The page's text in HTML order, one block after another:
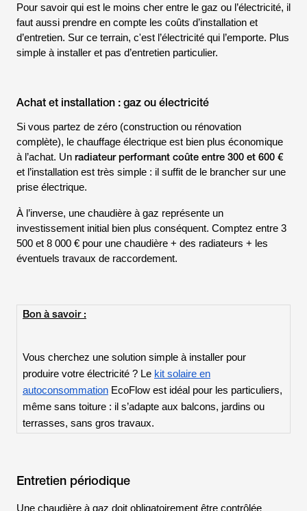
Pour savoir qui est le moins cher entre le gaz ou l’électricité, il
faut aussi prendre en compte les coûts d’installation et
d’entretien. Sur ce terrain, c'est l’électricité qui l’emporte. Plus
simple à installer et pas d’entretien particulier.
Achat et installation : gaz ou électricité
Si vous partez de zéro (construction ou rénovation
complète), le chauffage électrique est bien plus économique
à l’achat. Un radiateur performant coûte entre 300 et 600 €
et l’installation est très simple : il suffit de le brancher sur une
prise électrique.
À l’inverse, une chaudière à gaz représente un
investissement initial bien plus conséquent. Comptez entre 3
500 et 8 000 € pour une chaudière + des radiateurs + les
éventuels travaux de raccordement.
Bon à savoir :
Vous cherchez une solution simple à installer pour
produire votre électricité ? Le kit solaire en
autoconsommation EcoFlow est idéal pour les particuliers,
même sans toiture : il s’adapte aux balcons, jardins ou
terrasses, sans gros travaux.
Entretien périodique
Une chaudière à gaz doit obligatoirement être contrôlée